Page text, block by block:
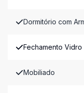
Dormitório com
Fechamento Vidro
Mobiliado